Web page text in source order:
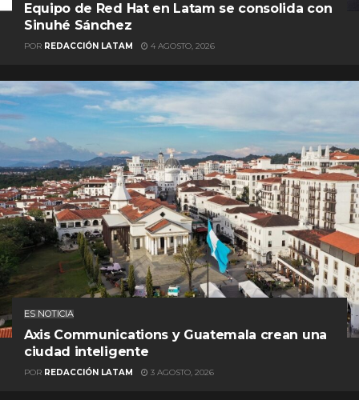
Equipo de Red Hat en Latam se consolida con
Sinuhé Sánchez
POR REDACCIÓN LATAM 4 AGOSTO, 2026
ES NOTICIA
Axis Communications y Guatemala crean una
ciudad inteligente
POR REDACCIÓN LATAM 3 AGOSTO, 2026